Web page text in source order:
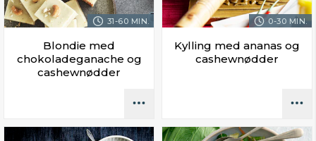
31-60 MIN.
Blondie med
chokoladeganache og
cashewnødder
0-30 MIN.
Kylling med ananas og
cashewnødder